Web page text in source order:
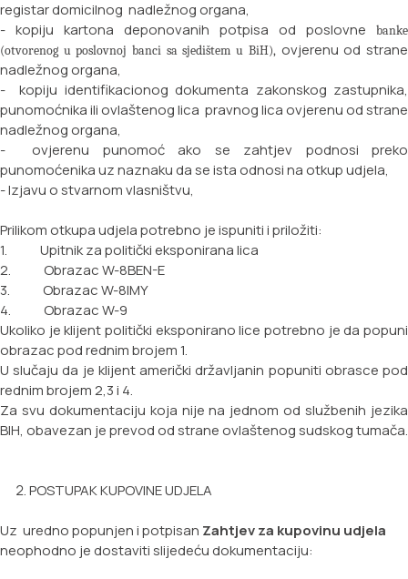
registardomicilnog nadležnog organa,
- kopiju kartona deponovanih potpisa od poslovne
banke
(otvorenog u poslovnoj banci sa sjedištemu BiH),ovjerenu od strane
nadležnog organa,
- kopiju identifikacionog dokumenta zakonskog zastupnika,
punomoćnika ili ovlaštenog lica pravnog lica ovjerenu od strane
nadležnog organa,
- ovjerenu punomoć ako se zahtjev podnosi preko
punomoćenika uz naznaku da se ista odnosi na otkup udjela,
- Izjavu o stvarnom vlasništvu,
Prilikom otkupa udjela potrebno je ispuniti i priložiti:
1. Upitnik za politički eksponirana lica
2. Obrazac W-8BEN-E
3. Obrazac W-8IMY
4. Obrazac W-9
Ukoliko je klijent politički eksponirano lice potrebno je da popuni
obrazac pod rednim brojem 1.
U slučaju da je klijent američki državljanin popuniti obrasce pod
rednim brojem 2,3 i 4.
Za svu dokumentaciju koja nije na jednom od službenih jezika
BIH, obavezan je prevod od strane ovlaštenog sudskog tumača.
POSTUPAK KUPOVINE UDJELA
Uz uredno popunjen i potpisan Zahtjev za kupovinu udjela
neophodno je dostaviti slijedeću dokumentaciju: